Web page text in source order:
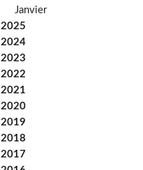
Janvier
2025
2024
2023
2022
2021
2020
2019
2018
2017